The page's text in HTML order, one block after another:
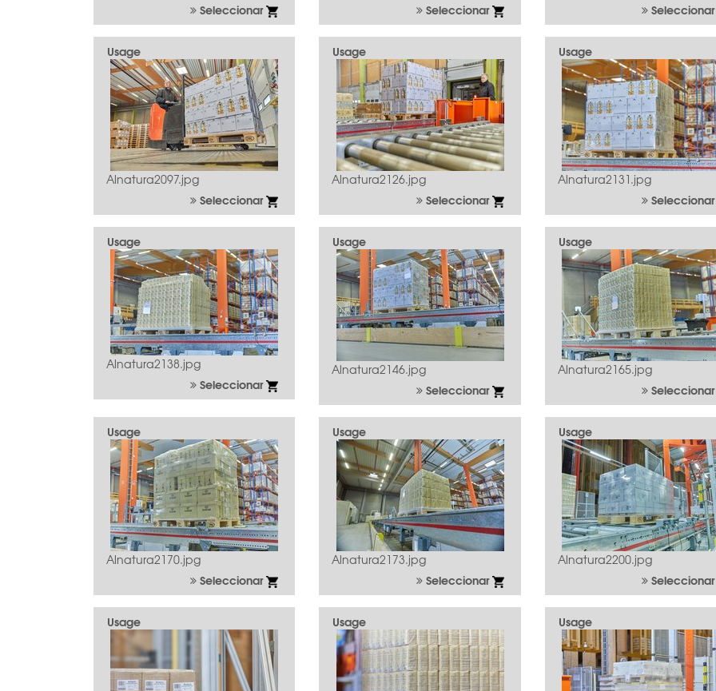
Seleccionar Seleccionar
Usage
Alnatura2097.jpg
Seleccionar
Usage
Alnatura2126.jpg
Seleccionar
Usage
Alnatura2131.jpg
Usage
Alnatura2138.jpg
Seleccionar
Usage
Alnatura2146.jpg
Seleccionar
Usage
Alnatura2165.jpg
Usage
Alnatura2170.jpg
Seleccionar
Usage
Alnatura2173.jpg
Seleccionar
Usage
Alnatura2200.jpg
Usage Usage Usage